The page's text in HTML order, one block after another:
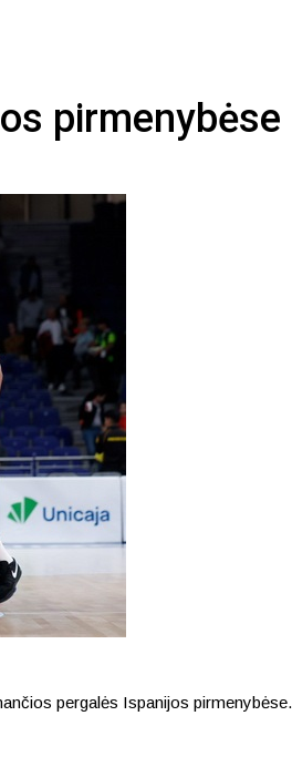
pirmenybėse
pergalės Ispanijos pirmenybėse.